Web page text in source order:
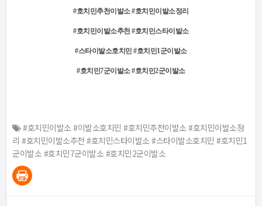
#호치민추천이발소 #호치민이발소정리
#호치민이발소추천 #호치민스타이발소
#스타이발소호치민 #호치민1군이발소
#호치민7군이발소 #호치민2군이발소
#호치민이발소 #이발소호치민 #호치민추천이발소 #호치민이발소정
리 #호치민이발소추천 #호치민스타이발소 #스타이발소호치민 #호치민1
군이발소 #호치민7군이발소 #호치민2군이발소